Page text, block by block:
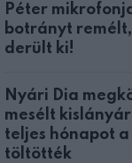
Péter
botrányt
derült ki!
Nyári Dia
mesélt
teljes hónapot a
töltötték